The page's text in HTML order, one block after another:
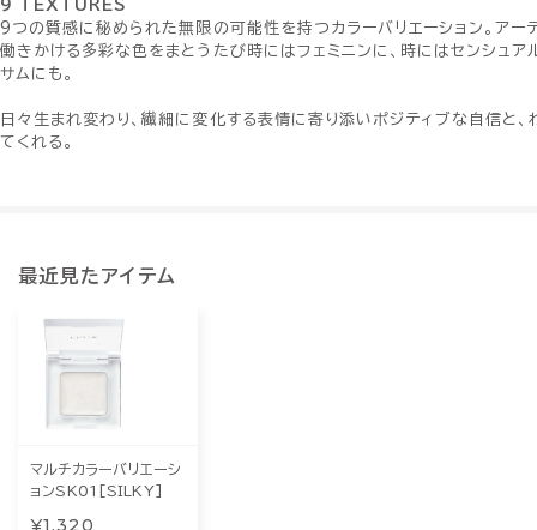
9 TEXTURES
9つの質感に秘められた無限の可能性を持つカラーバリエーション。アー
働きかける多彩な色をまとうたび時にはフェミニンに、時にはセンシュア
サムにも。
日々生まれ変わり、繊細に変化する表情に寄り添いポジティブな自信と、
てくれる。
最近見たアイテム
マルチカラーバリエーシ
ョンSK01[SILKY]
¥1,320